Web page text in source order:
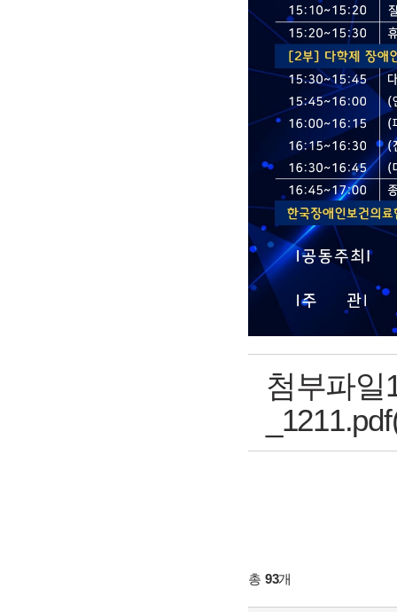
첨부파
총 93개